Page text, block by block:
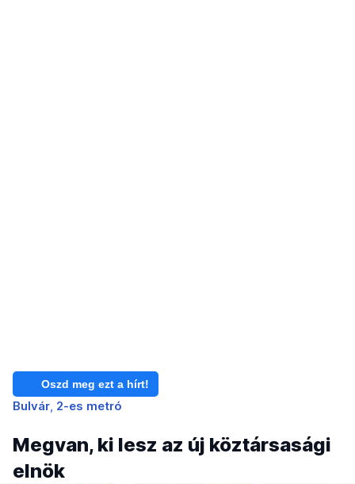
Oszd meg ezt a hírt!
Bulvár 2-es metró
Megvan, ki lesz az új köztársasági
elnök